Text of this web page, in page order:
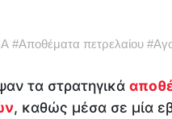
#Αποθέματα πετρελαίου #
τα στρατηγικά
, καθώς μέσα σε μία